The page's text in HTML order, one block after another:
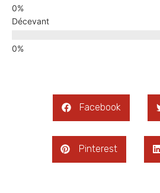
Décevant
Facebook
Pinterest